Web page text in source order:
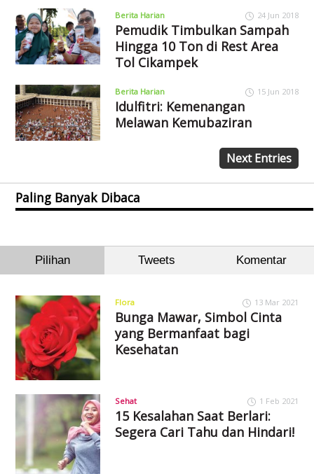
Berita Harian 24 Jun 2018
Pemudik Timbulkan Sampah
Hingga 10 Ton di Rest Area
Tol Cikampek
Berita Harian 15 Jun 2018
Idulfitri: Kemenangan
Melawan Kemubaziran
Next Entries
Paling Banyak Dibaca
Pilihan Tweets Komentar
Flora 13 Mar 2021
Bunga Mawar, Simbol Cinta
yang Bermanfaat bagi
Kesehatan
Sehat 1 Feb 2021
15 Kesalahan Saat Berlari:
Segera Cari Tahu dan Hindari!